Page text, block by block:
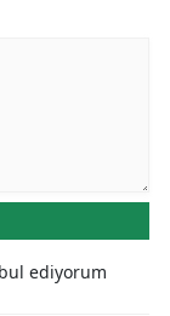
ediyorum